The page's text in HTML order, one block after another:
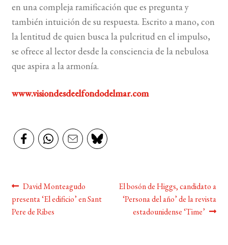
en una compleja ramificación que es pregunta y
también intuición de su respuesta. Escrito a mano, con
la lentitud de quien busca la pulcritud en el impulso,
se ofrece al lector desde la consciencia de la nebulosa
que aspira a la armonía.
www.visiondesdeelfondodelmar.com
Navegación
de
Anterior:
David Monteagudo
presenta ‘El edificio’ en Sant
Pere de Ribes
Siguiente:
El bosón de Higgs, candidato a
‘Persona del año’ de la revista
estadounidense ‘Time’